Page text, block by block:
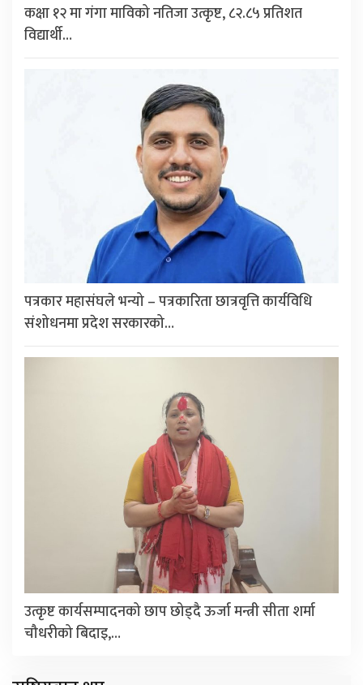
कक्षा १२ मा गंगा माविको नतिजा उत्कृष्ट, ८२.८५ प्रतिशत
विद्यार्थी…
पत्रकार महासंघले भन्यो – पत्रकारिता छात्रवृत्ति कार्यविधि
संशोधनमा प्रदेश सरकारको…
उत्कृष्ट कार्यसम्पादनको छाप छोड्दै ऊर्जा मन्त्री सीता शर्मा
चौधरीको बिदाइ,…